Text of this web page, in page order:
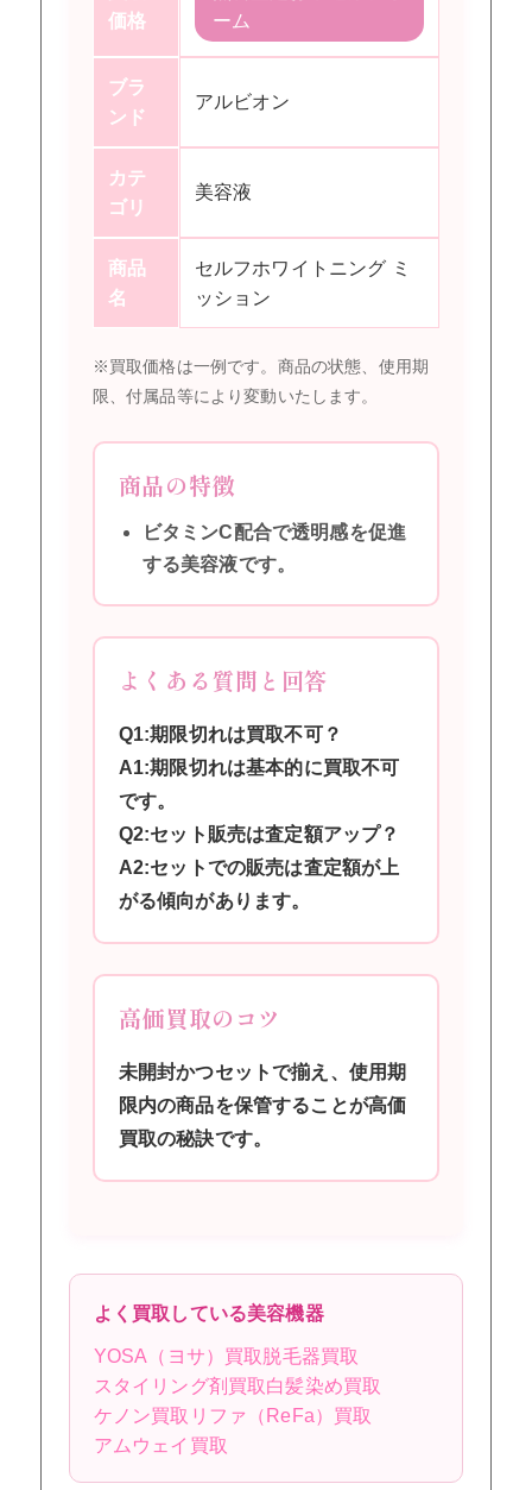
価格
ーム
ブラ
ンド
アルビオン
カテ
ゴリ
美容液
商品
名
セルフホワイトニング ミ
ッション
※買取価格は一例です。商品の状態、使用期
限、付属品等により変動いたします。
商品の特徴
ビタミンC配合で透明感を促進
する美容液です。
よくある質問と回答
Q1:期限切れは買取不可？
A1:期限切れは基本的に買取不可
です。
Q2:セット販売は査定額アップ？
A2:セットでの販売は査定額が上
がる傾向があります。
高価買取のコツ
未開封かつセットで揃え、使用期
限内の商品を保管することが高価
買取の秘訣です。
よく買取している美容機器
YOSA（ヨサ）買取 脱毛器買取
スタイリング剤買取白髪染め買取
ケノン買取 リファ（ReFa）買取
アムウェイ買取